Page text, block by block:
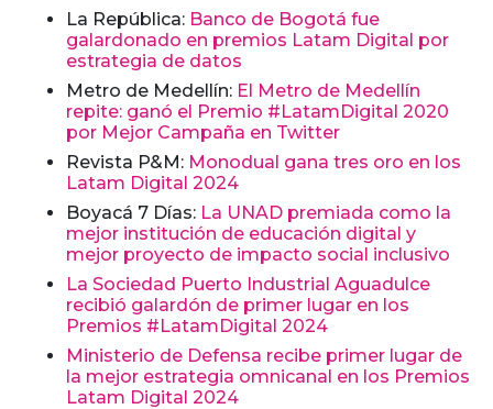
La República: Banco de Bogotá fue
galardonado en premios Latam Digital por
estrategia de datos
Metro de Medellín: El Metro de Medellín
repite: ganó el Premio #LatamDigital 2020
por Mejor Campaña en Twitter
Revista P&M: Monodual gana tres oro en los
Latam Digital 2024
Boyacá 7 Días: La UNAD premiada como la
mejor institución de educación digital y
mejor proyecto de impacto social inclusivo
La Sociedad Puerto Industrial Aguadulce
recibió galardón de primer lugar en los
Premios #LatamDigital 2024
Ministerio de Defensa recibe primer lugar de
la mejor estrategia omnicanal en los Premios
Latam Digital 2024